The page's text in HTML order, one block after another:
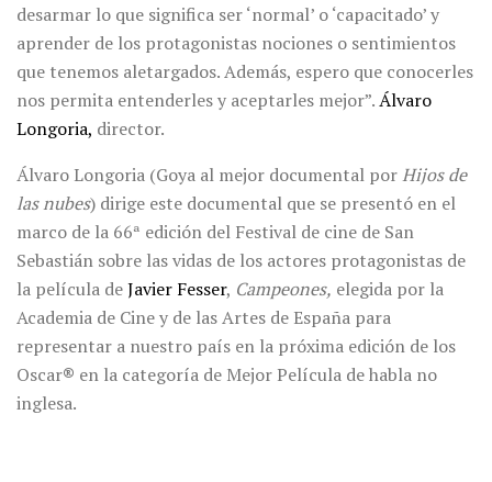
desarmar lo que significa ser ‘normal’ o ‘capacitado’ y
aprender de los protagonistas nociones o sentimientos
que tenemos aletargados. Además, espero que conocerles
nos permita entenderles y aceptarles mejor”.Álvaro
Longoria, director.
Álvaro Longoria (Goya al mejor documental porHijos de
las nubes) dirige este documental que se presentó en el
marco de la 66ª edición del Festival de cine de San
Sebastián sobre las vidas de los actores protagonistas de
la película deJavier Fesser, Campeones, elegida por la
Academia de Cine y de las Artes de España para
representar a nuestro país en la próxima edición de los
Oscar® en la categoría de Mejor Película de habla no
inglesa.